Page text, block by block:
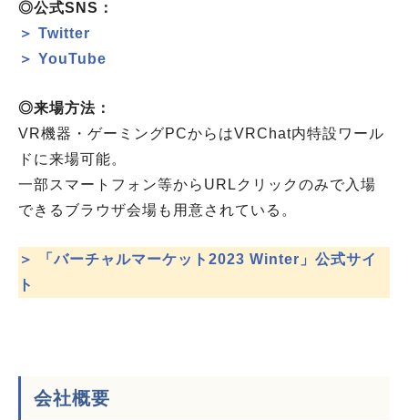
◎公式SNS：
＞ Twitter
＞ YouTube
◎来場方法：
VR機器・ゲーミングPCからはVRChat内特設ワール
ドに来場可能。
一部スマートフォン等からURLクリックのみで入場
できるブラウザ会場も用意されている。
＞ 「バーチャルマーケット2023 Winter」公式サイ
ト
会社概要